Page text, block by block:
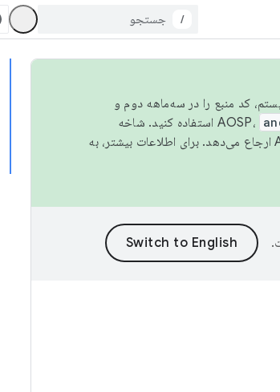
/
کد منبع را در سه‌ماهه دوم و
استفاده کنید. شاخه